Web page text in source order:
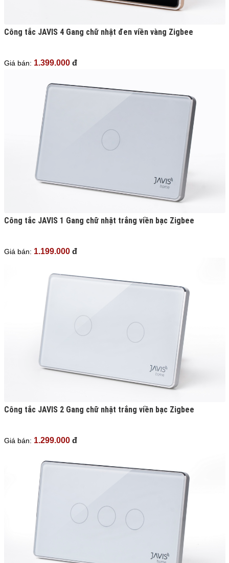
Công tắc JAVIS 4 Gang chữ nhật đen viền vàng Zigbee
Giá bán: 1.399.000 đ
Công tắc JAVIS 1 Gang chữ nhật trắng viền bạc Zigbee
Giá bán: 1.199.000 đ
Công tắc JAVIS 2 Gang chữ nhật trắng viền bạc Zigbee
Giá bán: 1.299.000 đ